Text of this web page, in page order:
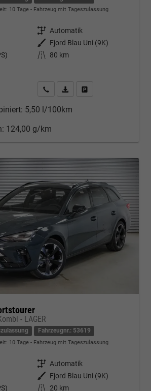
10 Tage Fahrzeug mit Tageszulassung
Getriebe Automatik
Außenfarbe
Fjord Blau Uni (9K)
Kilometerstand
80 km
Kontakt & Angebot anfordern
PDF-Datei, Fahrzeugexposé
5,50 l/100km
124,00 g/km
- LAGER
Fahrzeugnr.: 53619
10 Tage Fahrzeug mit Tageszulassung
Getriebe Automatik
Außenfarbe Fjord Blau Uni (9K)
Kilometerstand
20 km